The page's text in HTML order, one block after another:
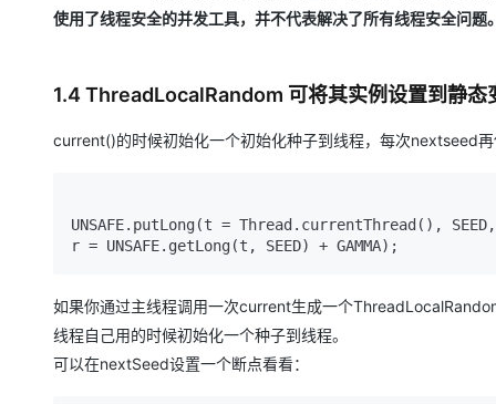
使用了线程安全的并发工具，并不代表解决了所有线程安全问题
1.4 ThreadLocalRandom 可将其实例设置到静态
current()的时候初始化一个初始化种子到线程，每次nextseed
UNSAFE.putLong(t = Thread.currentThread(), SEED,
r = UNSAFE.getLong(t, SEED) + GAMMA);
如果你通过主线程调用一次current生成一个
线程自己用的时候初始化一个种子到线程。
可以在nextSeed设置一个断点看看：